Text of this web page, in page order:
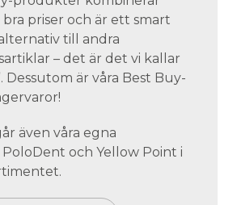
priser och är ett smart
till andra
– det är det vi kallar
Dessutom är våra Best Buy-
även våra egna
och Yellow Point i